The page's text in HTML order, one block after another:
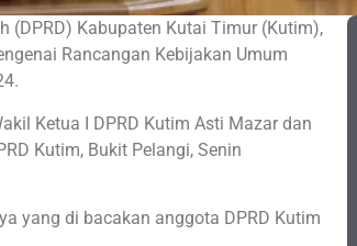
(DPRD) Kabupaten Kutai Timur (Kutim),
Rancangan Kebijakan Umum
Ketua I DPRD Kutim Asti Mazar dan
Kutim, Bukit Pelangi, Senin
yang di bacakan anggota DPRD Kutim